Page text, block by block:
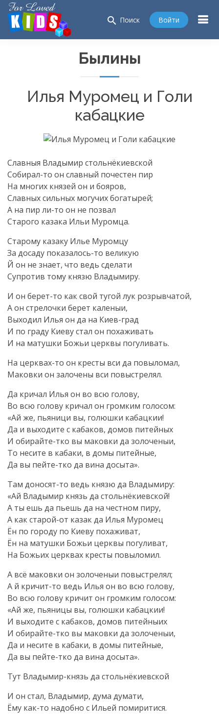
search Поиск Войти
Былины
Илья Муромец и Голи
кабацкие
Славныя Владымир стольнёкиевской
Собирал-то он славный почестен пир
На многих князей он и бояров,
Славных сильных могучих богатырей;
А на пир ли-то он не позвал
Старого казака Ильи Муромца.
Старому казаку Илье Муромцу
За досаду показалось-то великую
Й он не знает, что ведь сделати
Супротив тому князю Владымиру.
И он берет-то как свой тугой лук розрывчатой,
А он стрелочки берет каленыи,
Выходил Илья он да на Киев-град
И по граду Киеву стал он похаживать
И на матушки Божьи церквы погуливать.
На церквах-то он кресты вси да повыломал,
Маковки он залочены вси повыстрелял.
Да кричал Илья он во всю голову,
Во всю голову кричал он громким голосом:
«Ай же, пьяници вы, голюшки кабацкии!
Да и выходите с кабаков, домов питейных
И обирайте-тко вы маковки да золоченыи,
То несите в кабаки, в домы питейные,
Да вы пейте-тко да вина досыта».
Там доносят-то ведь князю да Владымиру:
«Ай Владымир князь да стольнёкиевской!
А ты ешь да пьешь да на честном пиру,
А какстарой-от казак да Илья Муромец
Ён по городу по Киеву похаживат,
Ён на матушки Божьи церквы погуливат,
На Божьих церквах кресты повыломил.
А всё маковки он золоченыи повыстрелял;
А й кричит-то ведь Илья он во всю голову,
Во всю голову кричит он громким голосом:
«Ай же, пьяницы вы, голюшки кабацкии!
И выходите с кабаков, домов питейныих
И обирайте-тко вы маковки да золоченыи,
Да и несите в кабаки, в домы питейные,
Да вы пейте-тко да вина досыта».
Тут Владымир-князь да стольнёкиевской
И он стал, Владымир, дума думати,
Ёму как-то надобно с Ильей помиритися.